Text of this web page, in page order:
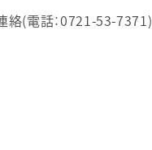
(電話：0721-53-